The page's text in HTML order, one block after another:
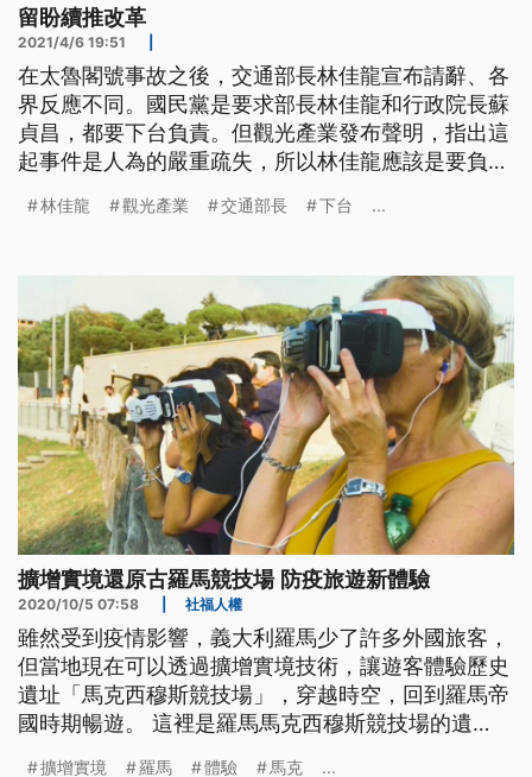
留盼續推改革
2021/4/6 19:51
在太魯閣號事故之後，交通部長林佳龍宣布請辭、各
界反應不同。國民黨是要求部長林佳龍和行政院長蘇
貞昌，都要下台負責。但觀光產業發布聲明，指出這
起事件是人為的嚴重疏失，所以林佳龍應該是要負
的任務已經完成了，我們會用專列載你回家，回到台
部長林佳龍一度哽咽， 台鐵太魯閣號撞車事故造成
嚴重傷亡，交通部長林佳龍宣布請辭。
林佳龍 觀光產業 交通部長 下台 ...
擴增實境還原古羅馬競技場 防疫旅遊新體驗
2020/10/5 07:58 社福人權
雖然受到疫情影響，義大利羅馬少了許多外國旅客，
但當地現在可以透過擴增實境技術，讓遊客體驗歷史
遺址「馬克西穆斯競技場」，穿越時空，回到羅馬帝
國時期暢遊。 這裡是羅馬馬克西穆斯競技場的遺
擴增實境 羅馬 體驗 馬克 ...